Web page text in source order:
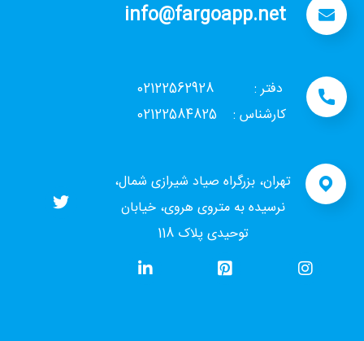
info@fargoapp.net
دفتر : 02122562928
کارشناس : 02122584825
تهران، بزرگراه صیاد شیرازی شمال،
نرسیده به متروی هروی، خیابان
توحیدی پلاک 118